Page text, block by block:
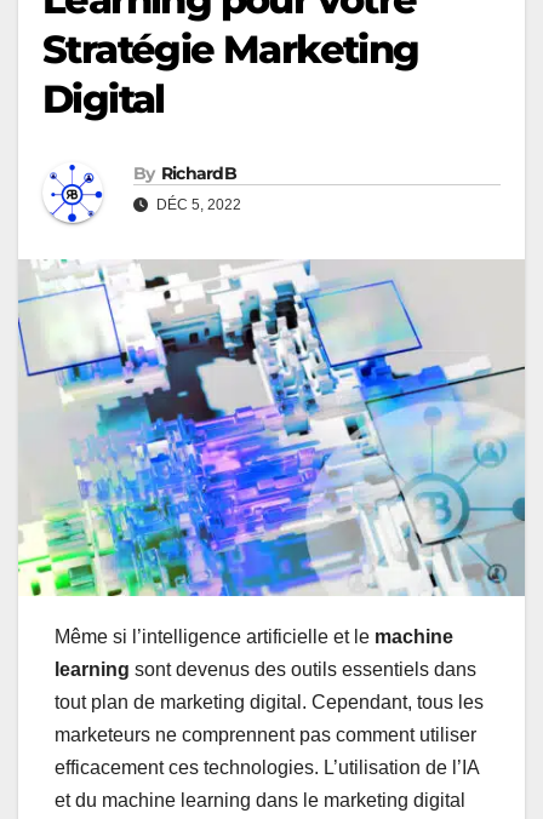
Stratégie Marketing
Digital
By RichardB
DÉC 5, 2022
Même si l’intelligence artificielle et le machine
learning sont devenus des outils essentiels dans
tout plan de marketing digital. Cependant, tous les
marketeurs ne comprennent pas comment utiliser
efficacement ces technologies. L’utilisation de l’IA
et du machine learning dans le marketing digital